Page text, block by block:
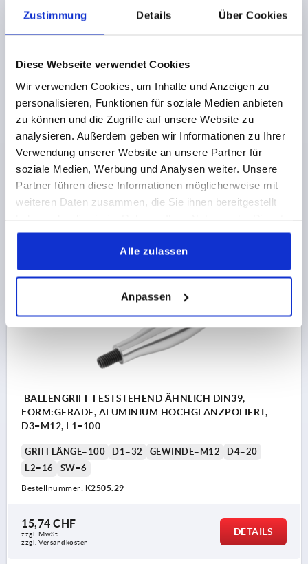
Zustimmung Details Über Cookies
Diese Webseite verwendet Cookies
Wir verwenden Cookies, um Inhalte und Anzeigen zu
personalisieren, Funktionen für soziale Medien anbieten
zu können und die Zugriffe auf unsere Website zu
analysieren. Außerdem geben wir Informationen zu Ihrer
Verwendung unserer Website an unsere Partner für
soziale Medien, Werbung und Analysen weiter. Unsere
Partner führen diese Informationen möglicherweise mit
weiteren Daten zusammen, die Sie ihnen bereitgestellt
gesammelt haben.
Alle zulassen
Anpassen
BALLENGRIFF FESTSTEHEND ÄHNLICH DIN39,
FORM:GERADE, ALUMINIUM HOCHGLANZPOLIERT,
D3=M10, L1=80
GRIFFLÄNGE=80 D1=25 GEWINDE=M10
D4=16
L2=14
SW=5
Bestellnummer: K2505.25
zzgl. MwSt.
DETAILS
BALLENGRIFF FESTSTEHEND ÄHNLICH DIN39,
FORM:GERADE, ALUMINIUM HOCHGLANZPOLIERT,
D3=M12, L1=100
GRIFFLÄNGE=100 D1=32 GEWINDE=M12
D4=20
L2=16
SW=6
Bestellnummer: K2505.29
15,74 CHF
zzgl. MwSt.
zzgl. Versandkosten
DETAILS